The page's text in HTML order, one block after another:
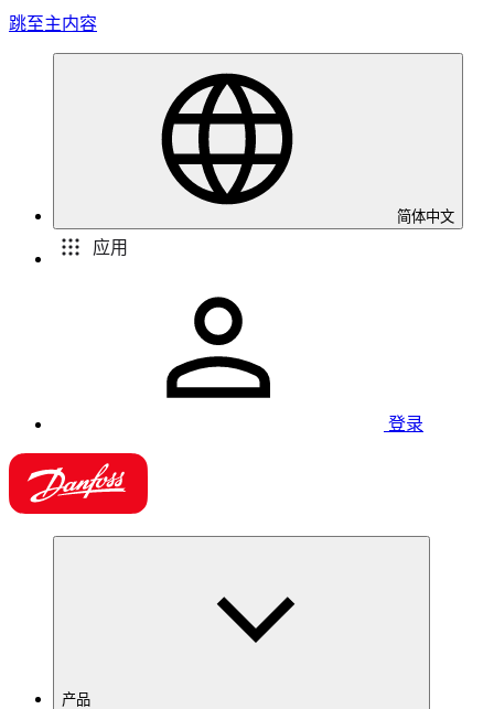
跳至主内容
简体中文
应用
登录
产品